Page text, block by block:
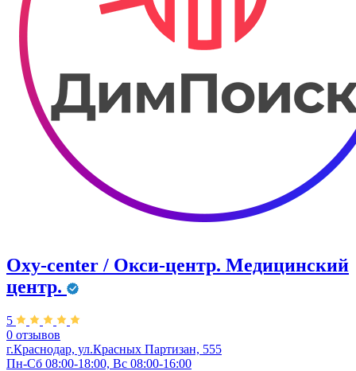
Oxy-center / Окси-центр. Медицинский
центр.
5
0 отзывов
г.Краснодар, ул.Красных Партизан, 555
Пн-Сб 08:00-18:00, Вс 08:00-16:00